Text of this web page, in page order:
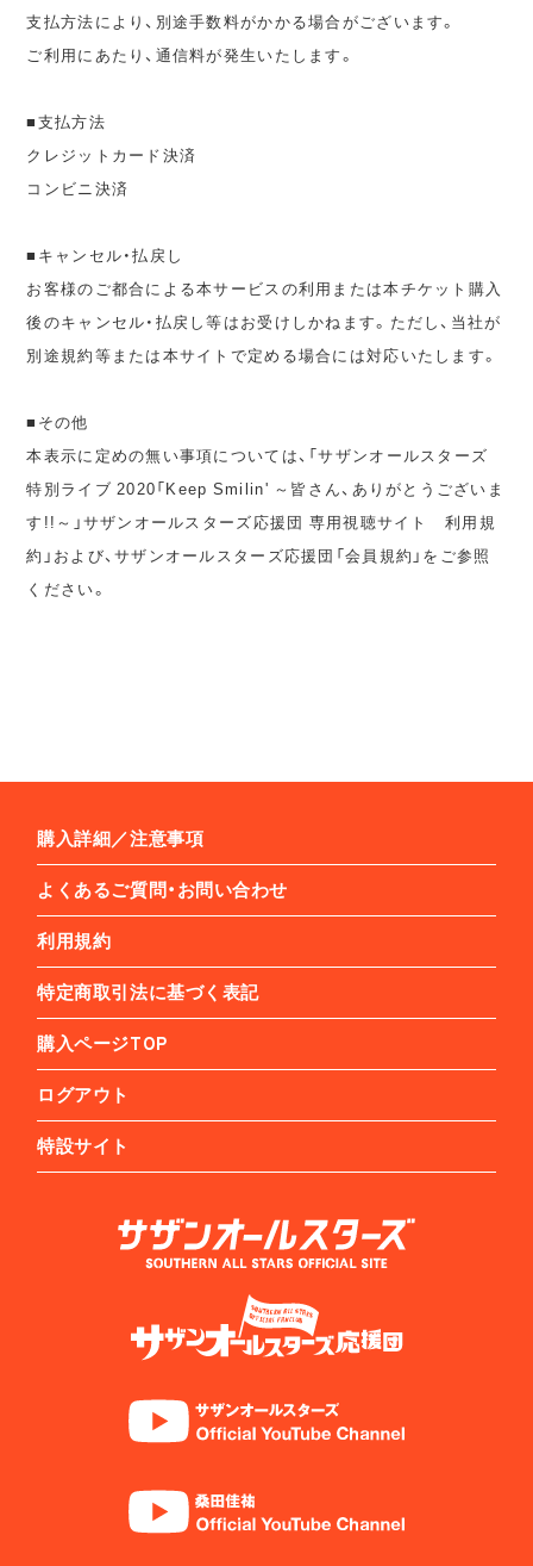
支払方法により、別途手数料がかかる場合がございます。
ご利用にあたり、通信料が発生いたします。
■支払方法
クレジットカード決済
コンビニ決済
■キャンセル・払戻し
お客様のご都合による本サービスの利用または本チケット購入
後のキャンセル・払戻し等はお受けしかねます。ただし、当社が
別途規約等または本サイトで定める場合には対応いたします。
■その他
本表示に定めの無い事項については、「サザンオールスターズ
特別ライブ 2020「Keep Smilin' ～皆さん、ありがとうございま
す!!～」サザンオールスターズ応援団 専用視聴サイト 利用規
約」および、サザンオールスターズ応援団「会員規約」をご参照
ください。
購入詳細／注意事項
よくあるご質問・お問い合わせ
利用規約
特定商取引法に基づく表記
購入ページTOP
ログアウト
特設サイト